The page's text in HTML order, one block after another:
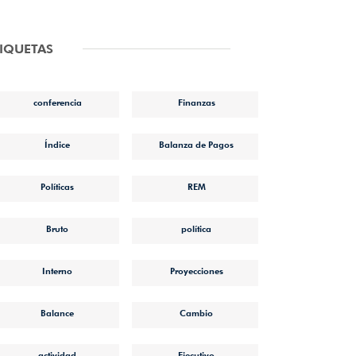
conferencia Finanzas
Índice Balanza de Pagos
Políticas REM
Bruto política
Interno Proyecciones
Balance Cambio